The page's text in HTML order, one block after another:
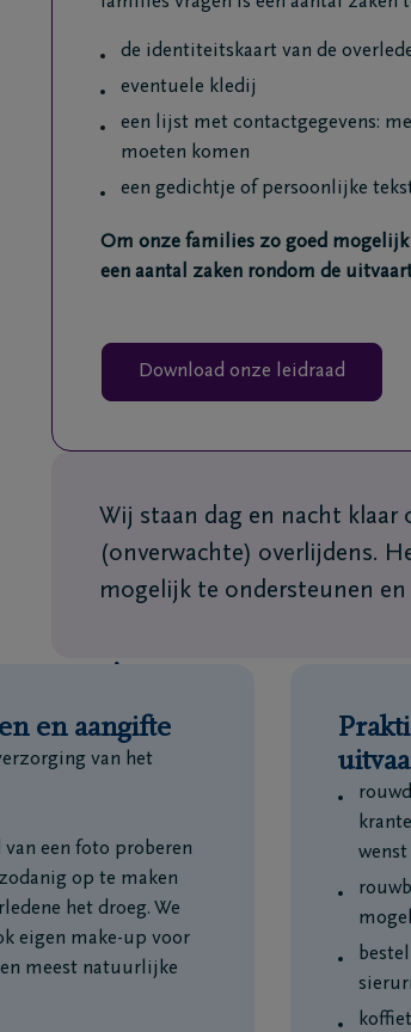
de identiteitskaart van de
eventuele kledij
een lijst met contactgegevens:
moeten komen
een gedichtje of persoonlijke
Om onze families zo goed mogelijk
een aantal zaken rondom de
Download onze leidraad
Wij staan dag en nacht
(onverwachte) overlijdens.
mogelijk te ondersteunen
tot uitvaart
en aangifte
van het
van een foto proberen
op te maken
het droeg. We
eigen make-up voor
meest natuurlijke
wenst